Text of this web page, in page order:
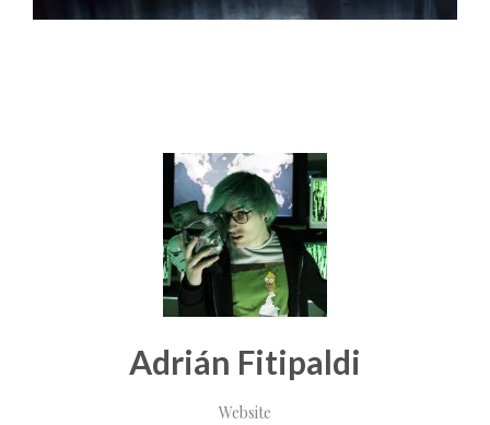
Adrián Fitipaldi
Website